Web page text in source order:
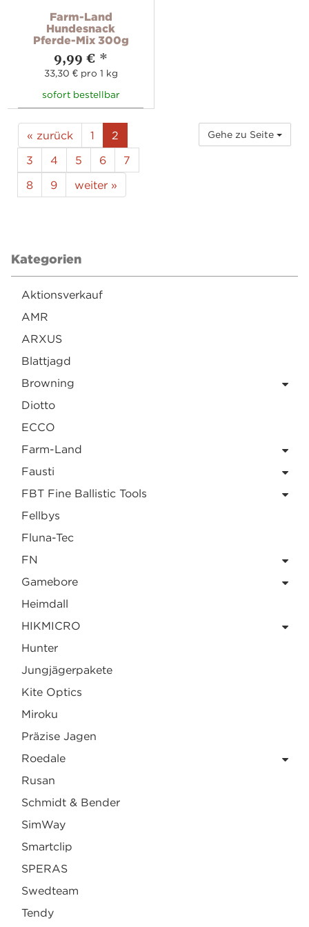
Farm-Land
Hundesnack
Pferde-Mix 300g
9,99 € *
33,30 € pro 1 kg
sofort bestellbar
« zurück 1
2
3
4 5 6
7
8
9 weiter »
Gehe zu Seite
Kategorien
Aktionsverkauf
AMR
ARXUS
Blattjagd
Browning
Diotto
ECCO
Farm-Land
Fausti
FBT Fine Ballistic Tools
Fellbys
Fluna-Tec
FN
Gamebore
Heimdall
HIKMICRO
Hunter
Jungjägerpakete
Kite Optics
Miroku
Präzise Jagen
Roedale
Rusan
Schmidt & Bender
SimWay
Smartclip
SPERAS
Swedteam
Tendy